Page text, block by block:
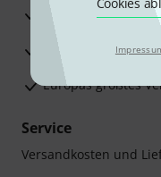
Beratung durch
Europas größtes
Service
Versandkosten und